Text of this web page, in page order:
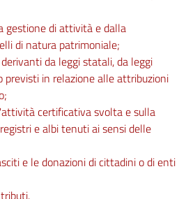
gestione di attività e dalla
di natura patrimoniale;
da leggi statali, da leggi
previsti in relazione alle attribuzioni
certificativa svolta e sulla
e albi tenuti ai sensi delle
e le donazioni di cittadini o di enti